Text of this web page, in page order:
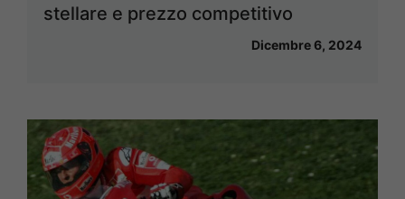
stellare e prezzo competitivo
Dicembre 6, 2024